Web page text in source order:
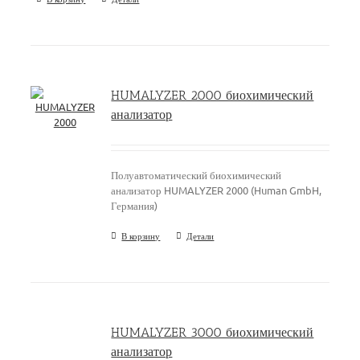
HUMALYZER 2000 биохимический
анализатор
Полуавтоматический биохимический
анализатор HUMALYZER 2000 (Human GmbH,
Германия)
В корзину Детали
HUMALYZER 3000 биохимический
анализатор